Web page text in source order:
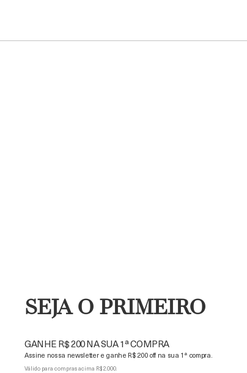
SEJA O PRIMEIRO
GANHE R$ 200 NA SUA 1ª COMPRA
Assine nossa newsletter e ganhe R$ 200 off na sua 1ª compra.
Válido para compras acima R$ 2.000.